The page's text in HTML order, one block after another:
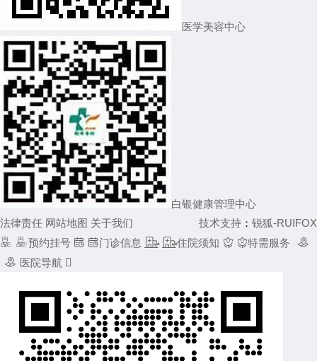
医学美容中心
白银健康管理中心
法律责任 网站地图 关于我们 技术支持 ： 锐狐-RUIFOX
 预约挂号  门诊信息  住院须知  特需服务

 医院导航 